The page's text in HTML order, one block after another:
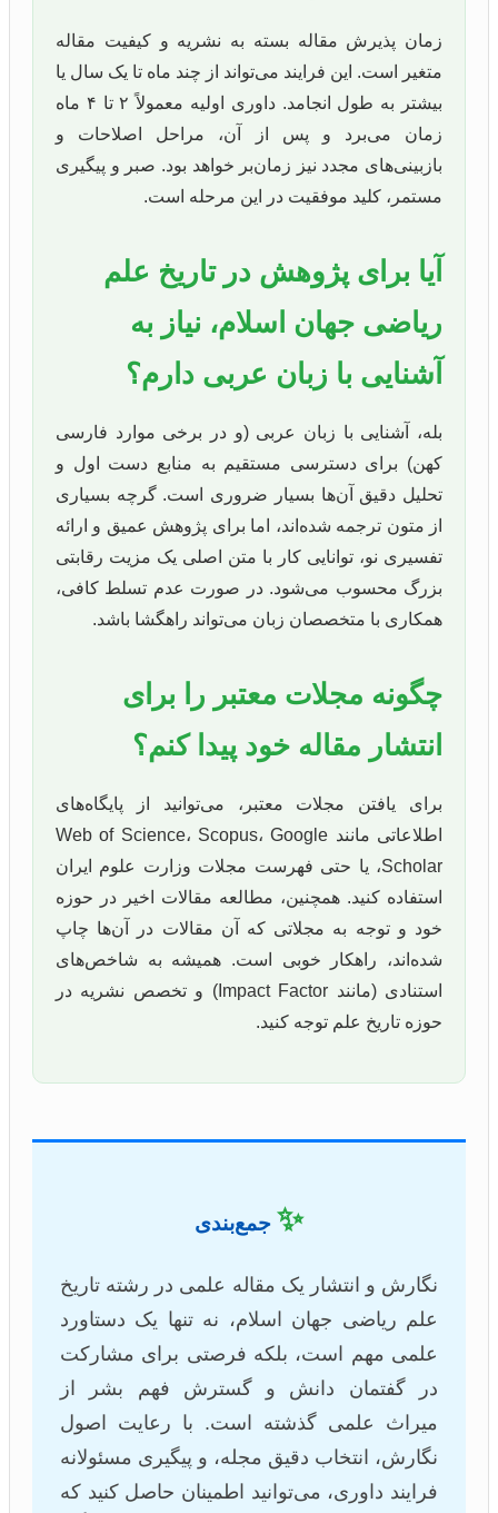
زمان پذیرش مقاله بسته به نشریه و کیفیت مقاله
متغیر است. این فرایند می‌تواند از چند ماه تا یک سال یا
بیشتر به طول انجامد. داوری اولیه معمولاً ۲ تا ۴ ماه
زمان می‌برد و پس از آن، مراحل اصلاحات و
بازبینی‌های مجدد نیز زمان‌بر خواهد بود. صبر و پیگیری
مستمر، کلید موفقیت در این مرحله است.
آیا برای پژوهش در تاریخ علم
ریاضی جهان اسلام، نیاز به
آشنایی با زبان عربی دارم؟
بله، آشنایی با زبان عربی (و در برخی موارد فارسی
کهن) برای دسترسی مستقیم به منابع دست اول و
تحلیل دقیق آن‌ها بسیار ضروری است. گرچه بسیاری
از متون ترجمه شده‌اند، اما برای پژوهش عمیق و ارائه
تفسیری نو، توانایی کار با متن اصلی یک مزیت رقابتی
بزرگ محسوب می‌شود. در صورت عدم تسلط کافی،
همکاری با متخصصان زبان می‌تواند راهگشا باشد.
چگونه مجلات معتبر را برای
انتشار مقاله خود پیدا کنم؟
برای یافتن مجلات معتبر، می‌توانید از پایگاه‌های
اطلاعاتی مانند Web of Science، Scopus، Google
Scholar، یا حتی فهرست مجلات وزارت علوم ایران
استفاده کنید. همچنین، مطالعه مقالات اخیر در حوزه
خود و توجه به مجلاتی که آن مقالات در آن‌ها چاپ
شده‌اند، راهکار خوبی است. همیشه به شاخص‌های
استنادی (مانند Impact Factor) و تخصص نشریه در
حوزه تاریخ علم توجه کنید.
✨ جمع‌بندی
نگارش و انتشار یک مقاله علمی در رشته تاریخ
علم ریاضی جهان اسلام، نه تنها یک دستاورد
علمی مهم است، بلکه فرصتی برای مشارکت
در گفتمان دانش و گسترش فهم بشر از
میراث علمی گذشته است. با رعایت اصول
نگارش، انتخاب دقیق مجله، و پیگیری مسئولانه
فرایند داوری، می‌توانید اطمینان حاصل کنید که